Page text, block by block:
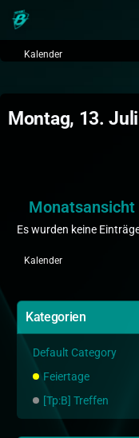
Kalender
Montag, 13.
Monatsansicht
Es wurden keine
Kalender
Kategorien
Default Category
Feiertage
[Tp:B] Treffen